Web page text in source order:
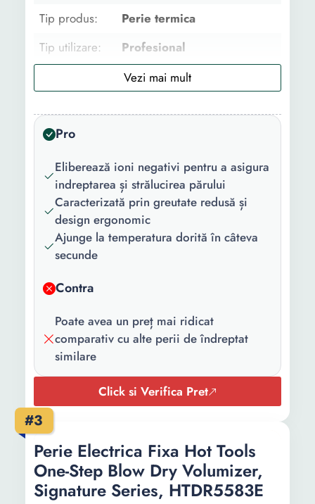
Tip produs:
Perie termica
Tip utilizare:
Profesional
pentru:
Indreptare
invelis:
Numar capete
incluse:
1
Culoare:
Alb
Putere:
1800 W
temperatura:
Pro
Eliberează ioni negativi pentru a asigura
indreptarea și strălucirea părului
Caracterizată prin greutate redusă și
design ergonomic
Ajunge la temperatura dorită în câteva
secunde
Contra
Poate avea un preț mai ridicat
comparativ cu alte perii de îndreptat
similare
Click si Verifica Pret
#3
Perie Electrica Fixa Hot Tools
One-Step Blow Dry Volumizer,
Signature Series, HTDR5583E